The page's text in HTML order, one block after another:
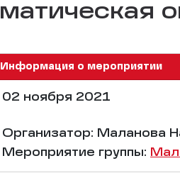
Информация о мероприятии
02 ноября 2021
Организатор: Маланова
Мероприятие группы: